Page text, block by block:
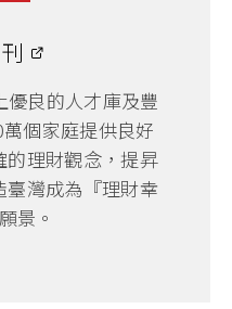
優良的人才庫及豐
個家庭提供良好
的理財觀念，提昇
臺灣成為『理財幸
景。